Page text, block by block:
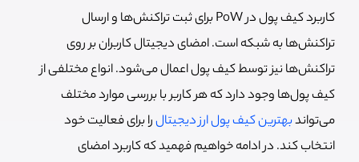
کاربرد کیف پول در PoW برای ثبت تراکنش‌ها و ارسال
تراکنش‌ها به شبکه است. امضای دیجیتال کاربران بر روی
تراکنش‌ها نیز توسط کیف پول اعمال می‌شود. انواع مختلفی از
کیف پول‌ها وجود دارد که هر کاربر با بررسی موارد مختلف
می‌تواندبهترین کیف پول ارز دیجیتالرا برای فعالیت خود
انتخاب کند. در ادامه خواهیم فهمید که کاربرد امضای